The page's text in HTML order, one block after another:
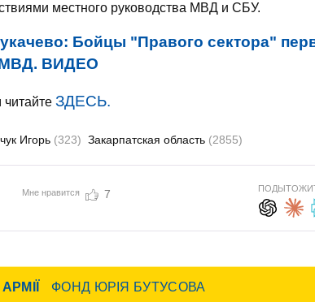
местного руководства МВД и СБУ.
Бойцы "Правого сектора"
МВД. ВИДЕО
ЗДЕСЬ.
Игорь (323) Закарпатская область (2855)
Мне нравится 7